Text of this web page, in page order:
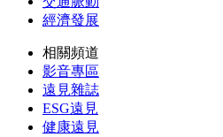
經濟發展
相關頻道
影音專區
遠見雜誌
ESG遠見
健康遠見